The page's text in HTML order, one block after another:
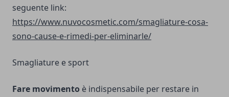
seguente link:
https://www.nuvocosmetic.com/smagliature-cosa-
sono-cause-e-rimedi-per-eliminarle/
Smagliature e sport
Fare movimento è indispensabile per restare in